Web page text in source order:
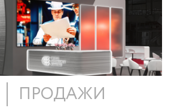
ПРОДАЖИ